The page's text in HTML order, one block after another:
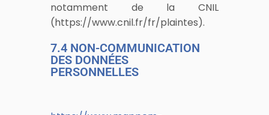
notamment de la CNIL
(https://www.cnil.fr/fr/plaintes).
7.4 NON-COMMUNICATION
DES DONNÉES
PERSONNELLES